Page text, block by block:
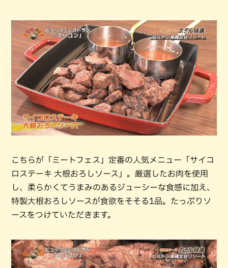
こちらが「ミートフェス」定番の人気メニュー「サイコ
ロステーキ 大根おろしソース」。厳選したお肉を使用
し、柔らかくてうまみのあるジューシーな食感に加え、
特製大根おろしソースが食欲をそそる1品。たっぷりソ
ースをつけていただきます。